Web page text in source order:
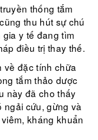
thống tắm
thu hút sự chú
y tế đang tìm
điều trị thay thế.
về đặc tính chữa
tắm thảo dược
này đã cho thấy
ngải cứu, gừng và
kháng khuẩn